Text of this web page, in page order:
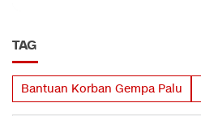
TAG
Bantuan Korban Gempa Palu